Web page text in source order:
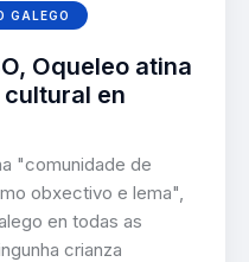
GALEGO
Oqueleo atina
en
"comunidade de
obxectivo e lema",
en todas as
crianza